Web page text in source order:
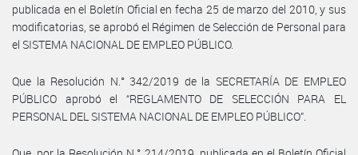
publicada en el Boletín Oficial en fecha 25 de marzo del 2010, y sus
modificatorias, se aprobó el Régimen de Selección de Personal para
el SISTEMA NACIONAL DE EMPLEO PÚBLICO.
Que la Resolución N.° 342/2019 de la SECRETARÍA DE EMPLEO
PÚBLICO aprobó el “REGLAMENTO DE SELECCIÓN PARA EL
PERSONAL DEL SISTEMA NACIONAL DE EMPLEO PÚBLICO”.